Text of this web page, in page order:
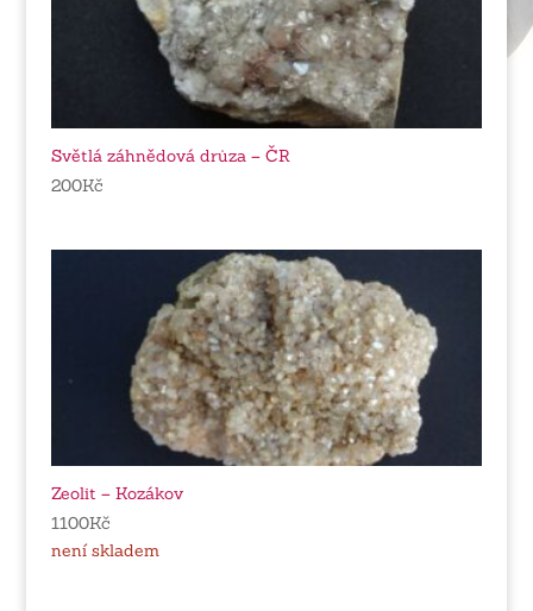
Světlá záhnědová drůza – ČR
200Kč
Zeolit – Kozákov
1100Kč
není skladem